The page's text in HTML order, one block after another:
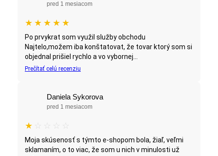
pred 1 mesiacom
★ ★ ★ ★ ★
Po prvykrat som využil služby obchodu
Najtelo,možem iba konštatovat, že tovar ktorý som si
objednal prišiel rychlo a vo vybornej...
Prečítať celú recenziu
Daniela Sykorova
pred 1 mesiacom
★ ☆ ☆ ☆ ☆
Moja skúsenosť s týmto e-shopom bola, žiaľ, veľmi
sklamaním, o to viac, že som u nich v minulosti už